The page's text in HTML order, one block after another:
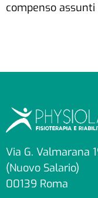
compenso
Via G. Valmarana
(Nuovo Salario)
00139 Roma